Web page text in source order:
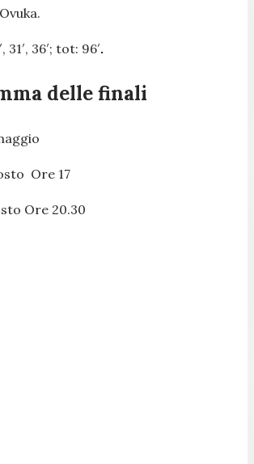
36′; tot: 96′.
delle finali
Ore 17
Ore 20.30